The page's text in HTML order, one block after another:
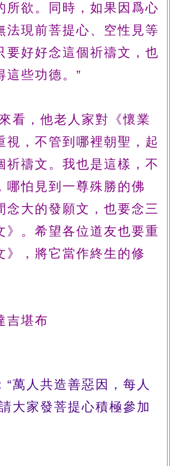
所欲。同時，如果因爲心
法現前菩提心、空性見等
要好好念這個祈禱文，也
這些功德。”
看，他老人家對《懷業
視，不管到哪裡朝聖，起
祈禱文。我也是這樣，不
哪怕見到一尊殊勝的佛
念大的發願文，也要念三
》。希望各位道友也要重
》，將它當作終生的修
堪布
“萬人共造善惡因，每人
大家發菩提心積極參加